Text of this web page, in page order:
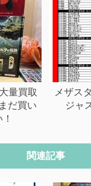
量買取
だ買い
メザス
ジャ
関連記事